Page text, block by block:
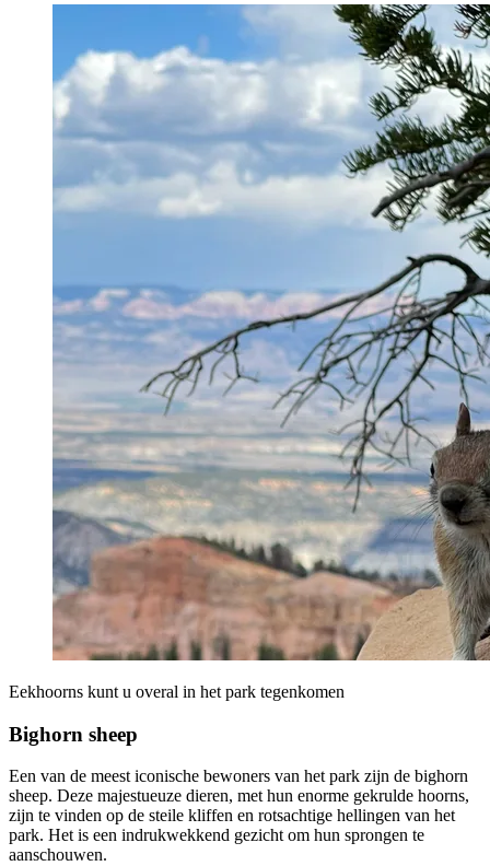
Eekhoorns kunt u overal in het park tegenkomen
Bighorn sheep
Een van de meest iconische bewoners van het park zijn de bighorn
sheep. Deze majestueuze dieren, met hun enorme gekrulde hoorns,
zijn te vinden op de steile kliffen en rotsachtige hellingen van het
park. Het is een indrukwekkend gezicht om hun sprongen te
aanschouwen.